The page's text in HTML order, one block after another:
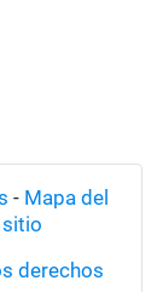
- Mapa del
derechos